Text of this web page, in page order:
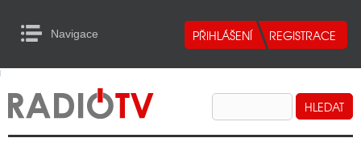
Navigace
RADIA
TELEVIZE
to Content